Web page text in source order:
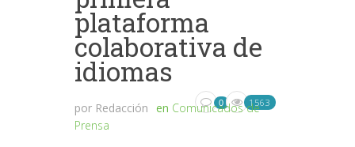
plataforma
colaborativa de
idiomas
por Redacción en Comunicados de
Prensa
0 1563